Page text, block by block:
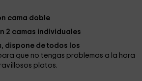
cama doble
2 camas individuales
dispone de todos los
que no tengas problemas a la hora
platos.